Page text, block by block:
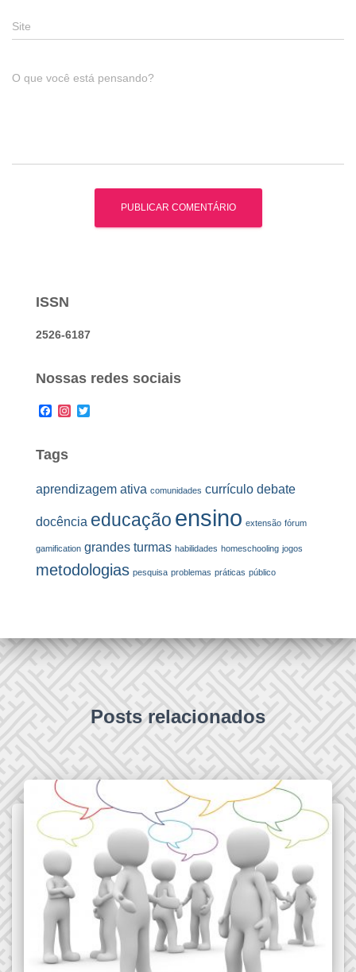
Site
O que você está pensando?
ISSN
2526-6187
Nossas redes sociais
e
b
o
r
r
Tags
aprendizagem ativa comunidades currículo debate
docência educação ensino extensão fórum
gamification grandes turmas habilidades homeschooling jogos
metodologias pesquisa problemas práticas público
Posts relacionados